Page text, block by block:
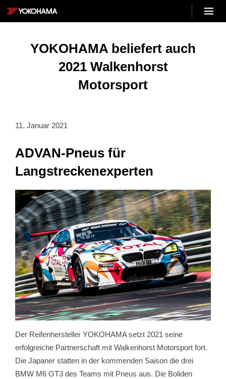
Skip
YOKOHAMA
Menu
YOKOHAMA beliefert auch
2021 Walkenhorst
Motorsport
11. Januar 2021
ADVAN-Pneus für
Langstreckenexperten
Der Reifenhersteller YOKOHAMA setzt 2021 seine
erfolgreiche Partnerschaft mit Walkenhorst Motorsport fort.
Die Japaner statten in der kommenden Saison die drei
BMW M6 GT3 des Teams mit Pneus aus. Die Boliden